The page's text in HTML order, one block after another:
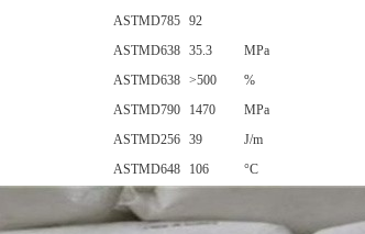
ASTMD785 92
ASTMD638 35.3
MPa
ASTMD638 >500
%
ASTMD790 1470
MPa
ASTMD256 39
J/m
ASTMD648 106 °C